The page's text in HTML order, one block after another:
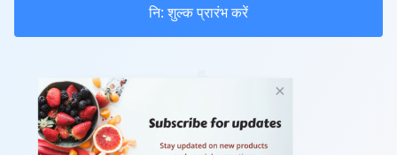
नि: शुल्क प्रारंभ करें